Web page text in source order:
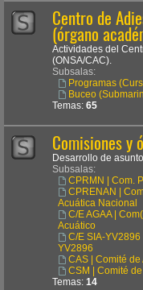
Centro de
(órgano
Actividades del
(ONSA/CAC).
Subsalas:
Programas
Buceo
Temas: 65
Comisiones y
Desarrollo de
Subsalas:
CPRMN | Com.
CPRENAN |
Acuática Nacional
C/E AGAA |
Acuático
C/E SIA-YV2896
YV2896
CAS | Comité
CSM | Comité
Temas: 14